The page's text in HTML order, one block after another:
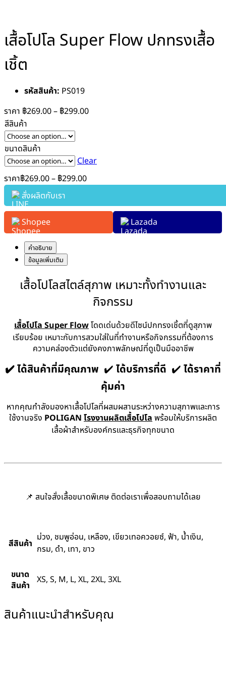
เสื้อโปโล Super Flow ปกทรงเสื้อ
เชิ้ต
รหัสสินค้า: PS019
ราคา ฿269.00– ฿299.00
สีสินค้า
ขนาดสินค้า
Clear
ราคา฿269.00– ฿299.00
สั่งผลิตกับเรา
Shopee Lazada
คำอธิบาย
ข้อมูลเพิ่มเติม
เสื้อโปโลสไตล์สุภาพ เหมาะทั้งทำงานและ
กิจกรรม
เสื้อโปโล Super Flowโดดเด่นด้วยดีไซน์ปกทรงเชิ้ตที่ดูสุภาพ
เรียบร้อย เหมาะกับการสวมใส่ในที่ทำงานหรือกิจกรรมที่ต้องการ
ความคล่องตัวแต่ยังคงภาพลักษณ์ที่ดูเป็นมืออาชีพ
✔️ ได้สินค้าที่มีคุณภาพ ✔️ ได้บริการที่ดี ✔️ ได้ราคาที่
คุ้มค่า
หากคุณกำลังมองหาเสื้อโปโลที่ผสมผสานระหว่างความสุภาพและการ
ใช้งานจริง POLIGAN โรงงานผลิตเสื้อโปโล พร้อมให้บริการผลิต
เสื้อผ้าสำหรับองค์กรและธุรกิจทุกขนาด
📌 สนใจสั่งเสื้อขนาดพิเศษ ติดต่อเราเพื่อสอบถามได้เลย
สีสินค้า
ม่วง, ชมพูอ่อน, เหลือง, เขียวเทอควอยซ์, ฟ้า, น้ำเงิน,
กรม, ดำ, เทา, ขาว
ขนาด
สินค้า
XS, S, M, L, XL, 2XL, 3XL
สินค้าแนะนำสำหรับคุณ